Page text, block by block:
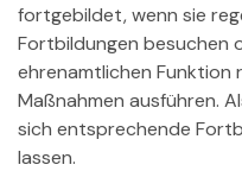
fortgebildet, wenn sie
Fortbildungen besuchen
ehrenamtlichen Funktion
Maßnahmen ausführen.
sich entsprechende
lassen.